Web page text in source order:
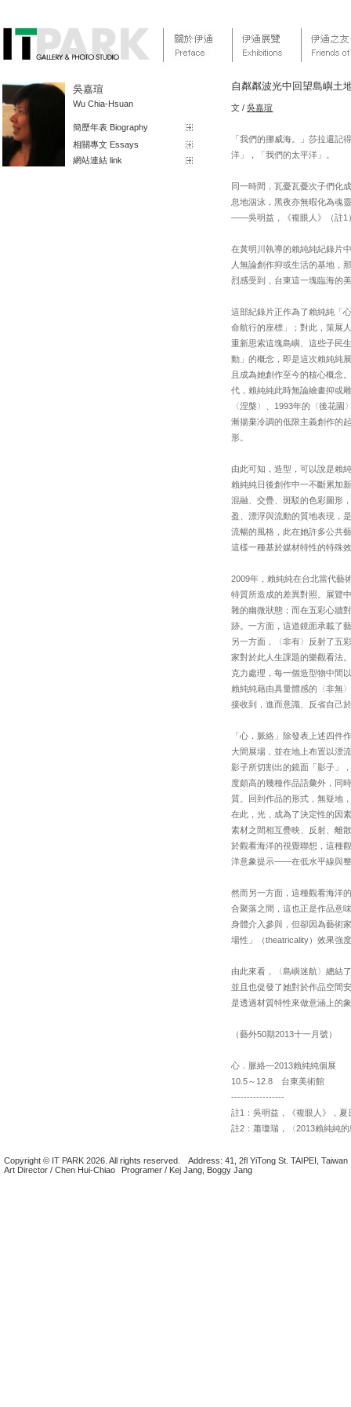
吳嘉瑄
Wu Chia-Hsuan
簡歷年表 Biography
相關專文 Essays
網站連結 link
自粼粼波光中回望島嶼土
文 /吳嘉瑄
「我們的挪威海。」莎拉還記
洋」，「我們的太平洋」。
同一時間，瓦憂瓦憂次子們化
息地泅泳，黑夜亦無暇化為魂
——吳明益，《複眼人》（註1
在黃明川執導的賴純純紀錄片
人無論創作抑或生活的基地，
烈感受到，台東這一塊臨海的
這部紀錄片正作為了賴純純「
命航行的座標」；對此，策展
重新思索這塊島嶼、這些子民
動」的概念，即是這次賴純純
且成為她創作至今的核心概念
代，賴純純此時無論繪畫抑或
〈涅槃〉、1993年的〈後花
漸揚棄冷調的低限主義創作的
形。
由此可知，造型，可以說是賴
賴純純日後創作中一不斷累加
混融、交疊、斑駁的色彩圖形
盈、漂浮與流動的質地表現，
流暢的風格，此在她許多公共
這樣一種基於媒材特性的特殊
2009年，賴純純在台北當代藝
特質所造成的差異對照。展覽
雜的幽微狀態；而在五彩心牆
跡。一方面，這道鏡面承載了
另一方面，〈非有〉反射了五
家對於此人生課題的樂觀看法
克力處理，每一個造型物中間
賴純純藉由具量體感的〈非無
接收到，進而意識、反省自己
「心．脈絡」除發表上述四件
大間展場，並在地上布置以漂
影子所切割出的鏡面「影子」
度頗高的幾種作品語彙外，同
質。回到作品的形式，無疑地
在此，光，成為了決定性的因
素材之間相互疊映、反射、離
於觀看海洋的視覺聯想，這種
洋意象提示——在低水平線與整
然而另一方面，這種觀看海洋
合聚落之間，這也正是作品意
身體介入參與，但卻因為藝術
場性」（theatricality）效果強
由此來看，〈島嶼迷航〉總結
並且也促發了她對於作品空間
是透過材質特性來做意涵上的
（藝外50期2013十一月號）
心．脈絡—2013賴純純個展
10.5～12.8 台東美術館
-----------------
註1：吳明益，《複眼人》，
註2：蕭瓊瑞，〈2013賴純純
Copyright © IT PARK 2026. All rights reserved.
Address: 41, 2fl YiTong St. TAIPEI, Taiwan
Art Director / Chen Hui-Chiao
Programer / Kej Jang, Boggy Jang